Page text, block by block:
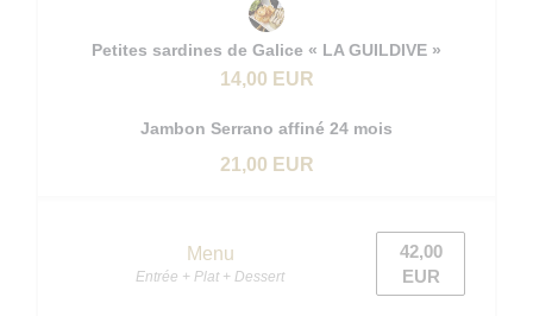
Petites sardines de Galice « LA GUILDIVE »
14,00 EUR
Jambon Serrano affiné 24 mois
21,00 EUR
Menu
Entrée + Plat + Dessert
42,00
EUR